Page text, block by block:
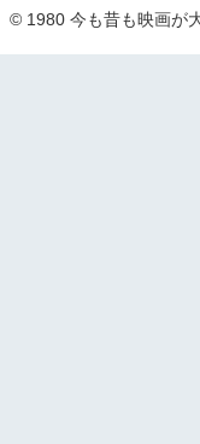
© 1980 今も昔も映画が